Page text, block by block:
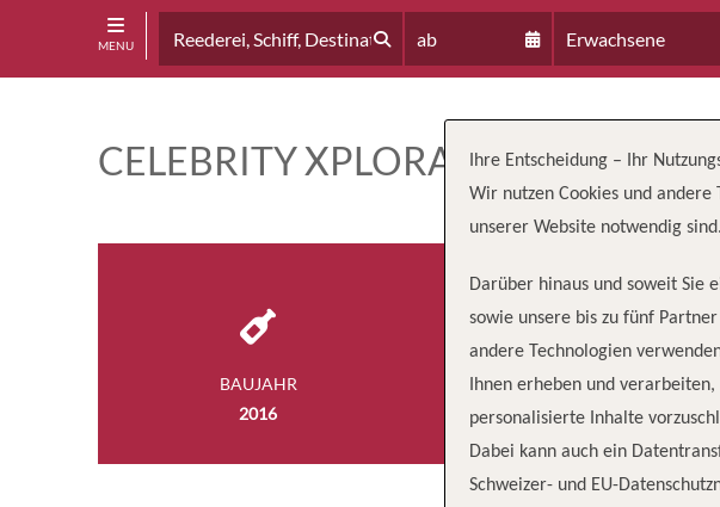
MENU ab Erwachsene
CELEBRITY XPLORATION
BAUJAHR
2016
BESATZUNG
10
Ihre Entscheidung – Ihr
Wir nutzen Cookies und andere
unserer Website notwendig sind.
Darüber hinaus und soweit Sie
sowie unsere bis zu fünf
andere Technologien
Ihnen erheben und
personalisierte Inhalte
Dabei kann auch ein
Schweizer- und EU-